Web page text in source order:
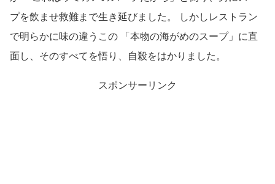
プを飲ませ救難まで生き延びました。 しかしレストラン
で明らかに味の違うこの 「本物の海がめのスープ」に直
面し、そのすべてを悟り、自殺をはかりました。
スポンサーリンク